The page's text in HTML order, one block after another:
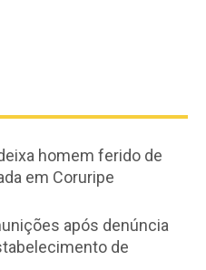
homem ferido de
em Coruripe
após denúncia
de